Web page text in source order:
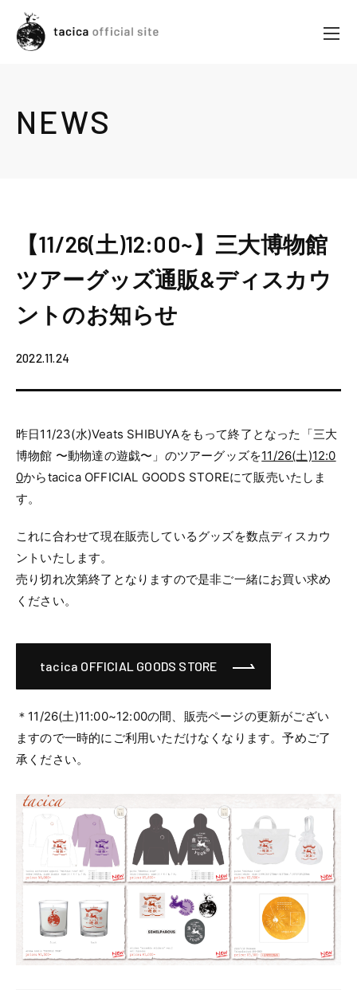
NEWS
【11/26(土)12:00~】三大博物館
ツアーグッズ通販&ディスカウ
ントのお知らせ
2022.11.24
昨日11/23(水)Veats SHIBUYAをもって終了となった「三大
博物館 〜動物達の遊戯〜」のツアーグッズを11/26(土)12:0
0からtacica OFFICIAL GOODS STOREにて販売いたしま
す。
これに合わせて現在販売しているグッズを数点ディスカウ
ントいたします。
売り切れ次第終了となりますので是非ご一緒にお買い求め
ください。
tacica OFFICIAL GOODS STORE
＊11/26(土)11:00~12:00の間、販売ページの更新がござい
ますので一時的にご利用いただけなくなります。予めご了
承ください。